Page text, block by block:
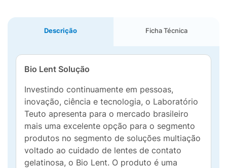
Descrição Ficha Técnica
Bio Lent Solução
Investindo continuamente em pessoas,
inovação, ciência e tecnologia, o Laboratório
Teuto apresenta para o mercado brasileiro
mais uma excelente opção para o segmento
produtos no segmento de soluções multiação
voltado ao cuidado de lentes de contato
gelatinosa, o Bio Lent. O produto é uma